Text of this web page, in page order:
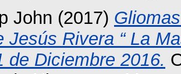
John (2017)
Jesús Rivera “ La
de Diciembre 2016.